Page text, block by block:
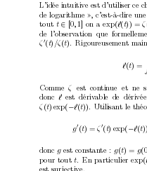
L’idée intuitive est d’utiliser ce c
de logarithme » , c’est-à-dire
tout t ∈ [0,1] on a exp(`(t)) = ζ
de l’observation que
ζ 0(t) /ζ(t). Rigoureusement main
`(t) =
Comme ζ est continue et ne
donc `est dérivable de dérivée
ζ(t) exp(−`(t)) Utilisant le
g0 (t) = ζ 0(t) exp( −`(t))
donc gest constante : g(t) = g
pour tout t En particulier exp(